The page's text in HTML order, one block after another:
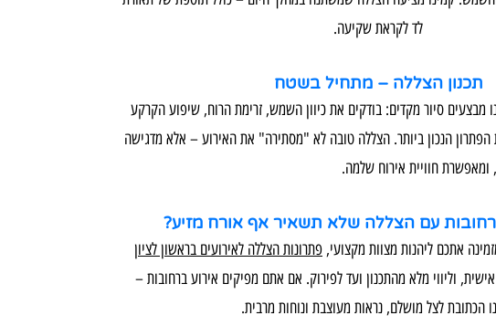
לד לקראת שקיעה.
תכנון הצללה – מתחיל בשטח
מבצעים סיור מקדים: בודקים את כיוון השמש, זרימת הרוח, שיפוע הקרקע
הפתרון הנכון ביותר. הצללה טובה לא "מסתירה" את האירוע – אלא מדגישה
ומאפשרת חוויית אירוח שלמה.
עם הצללה שלא תשאיר אף אורח מזיע?
אתכם ליהנות מצוות מקצועי, פתרונות הצללה לאירועים בראשון לציון
וליווי מלא מהתכנון ועד לפירוק. אם אתם מפיקים אירוע ברחובות –
הכתובת לצל מושלם, נראות מעוצבת ונוחות מרבית.